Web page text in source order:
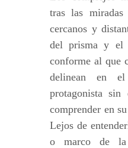
tras las
cercanos y
del prisma y el
conforme al que
delinean en
protagonista
comprender en
Lejos de
o marco de la